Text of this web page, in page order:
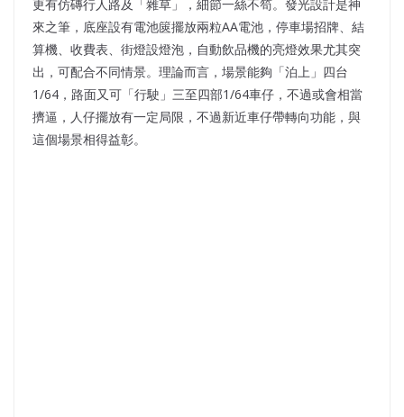
更有仿磚行人路及「雜草」，細節一絲不笱。發光設計是神
來之筆，底座設有電池篋擺放兩粒AA電池，停車場招牌、結
算機、收費表、街燈設燈泡，自動飲品機的亮燈效果尤其突
出，可配合不同情景。理論而言，場景能夠「泊上」四台
1/64，路面又可「行駛」三至四部1/64車仔，不過或會相當
擠逼，人仔擺放有一定局限，不過新近車仔帶轉向功能，與
這個場景相得益彰。